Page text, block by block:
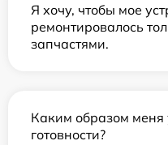
Я хочу, чтобы мое
ремонтировалось
запчастями.
Каким образом меня
готовности?